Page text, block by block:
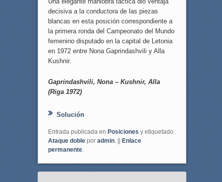
decisiva a la conductora de las piezas
blancas en esta posición correspondiente a
la primera ronda del Campeonato del Mundo
femenino disputado en la capital de Letonia
en 1972 entre Nona Gaprindashvili y Alla
Kushnir.
Gaprindashvili, Nona – Kushnir, Alla
(Riga 1972)
Solución
Entrada publicada en Posiciones y etiquetado
Ataque doblepor admin. || Enlace
permanente.